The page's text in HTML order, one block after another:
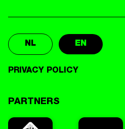
NL EN
PRIVACY POLICY
PARTNERS